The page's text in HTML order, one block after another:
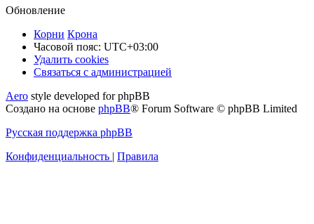
Обновление
Корни Крона
Часовой пояс: UTC+03:00
Удалить cookies
Связаться
администрацией
Связаться с администрацией
Aero style developed for phpBB
Создано на основе phpBB® Forum Software © phpBB Limited
Русская поддержка phpBB
Конфиденциальность | Правила